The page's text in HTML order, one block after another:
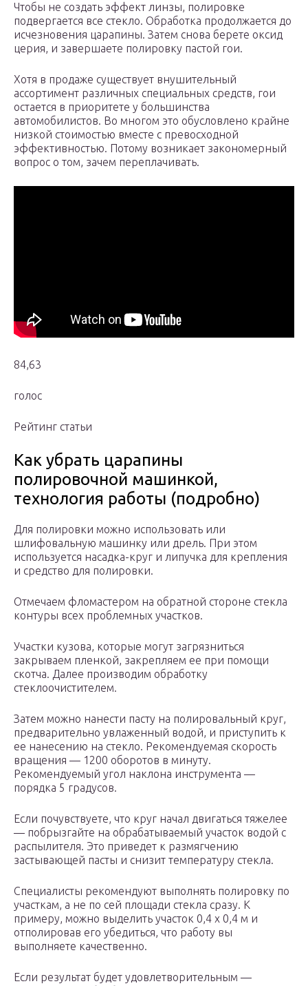
Чтобы не создать эффект линзы, полировке
подвергается все стекло. Обработка продолжается до
исчезновения царапины. Затем снова берете оксид
церия, и завершаете полировку пастой гои.
Хотя в продаже существует внушительный
ассортимент различных специальных средств, гои
остается в приоритете у большинства
автомобилистов. Во многом это обусловлено крайне
низкой стоимостью вместе с превосходной
эффективностью. Потому возникает закономерный
вопрос о том, зачем переплачивать.
84,63
голос
Рейтинг статьи
Как убрать царапины
полировочной машинкой,
технология работы (подробно)
Для полировки можно использовать или
шлифовальную машинку или дрель. При этом
используется насадка-круг и липучка для крепления
и средство для полировки.
Отмечаем фломастером на обратной стороне стекла
контуры всех проблемных участков.
Участки кузова, которые могут загрязниться
закрываем пленкой, закрепляем ее при помощи
скотча. Далее производим обработку
стеклоочистителем.
Затем можно нанести пасту на полировальный круг,
предварительно увлаженный водой, и приступить к
ее нанесению на стекло. Рекомендуемая скорость
вращения — 1200 оборотов в минуту.
Рекомендуемый угол наклона инструмента —
порядка 5 градусов.
Если почувствуете, что круг начал двигаться тяжелее
— побрызгайте на обрабатываемый участок водой с
распылителя. Это приведет к размягчению
застывающей пасты и снизит температуру стекла.
Специалисты рекомендуют выполнять полировку по
участкам, а не по сей площади стекла сразу. К
примеру, можно выделить участок 0,4 х 0,4 м и
отполировав его убедиться, что работу вы
выполняете качественно.
Если результат будет удовлетворительным —